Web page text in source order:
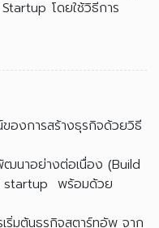
โดยใช้วิธีการ
ของการสร้างธุรกิจด้วยวิธี
พัฒนาอย่างต่อเนื่อง (Build
startup พร้อมด้วย
เริ่มต้นธุรกิจสตาร์ทอัพ จาก